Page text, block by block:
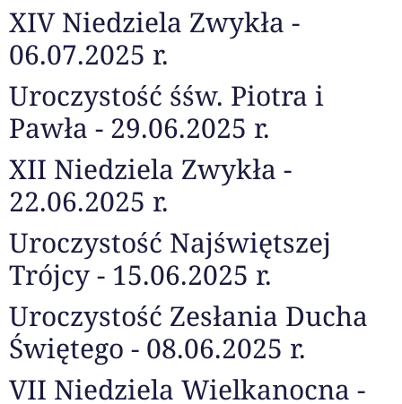
XIV Niedziela Zwykła -
06.07.2025 r.
Uroczystość śśw. Piotra i
Pawła - 29.06.2025 r.
XII Niedziela Zwykła -
22.06.2025 r.
Uroczystość Najświętszej
Trójcy - 15.06.2025 r.
Uroczystość Zesłania Ducha
Świętego - 08.06.2025 r.
VII Niedziela Wielkanocna -